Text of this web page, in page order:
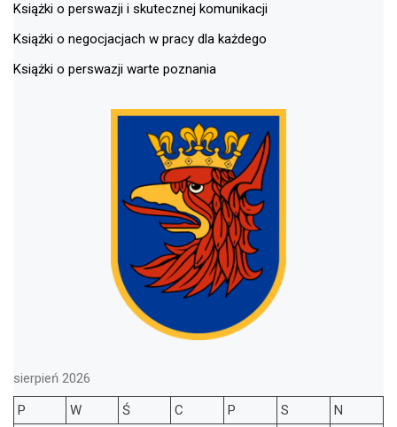
Książki o perswazji i skutecznej komunikacji
Książki o negocjacjach w pracy dla każdego
Książki o perswazji warte poznania
sierpień 2026
P
W Ś C P S
N